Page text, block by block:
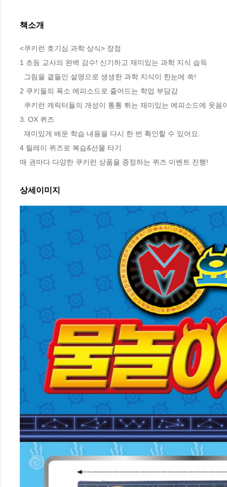
책소개
<쿠키런 호기심 과학 상식> 장점
1 초등 교사의 완벽 감수! 신기하고 재미있는 과학 지식 습득
2 쿠키들의 폭소 에피소드로 줄어드는 학업 부담감
3. OX 퀴즈
4 릴레이 퀴즈로 복습&선물 타기
매 권마다 다양한 쿠키런 상품을 증정하는 퀴즈 이벤트 진행!
상세이미지